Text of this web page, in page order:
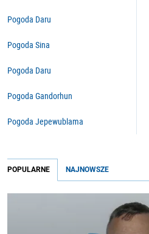
Pogoda Daru
Pogoda Sina
Pogoda Daru
Pogoda Gandorhun
Pogoda Jepewublama
POPULARNE NAJNOWSZE